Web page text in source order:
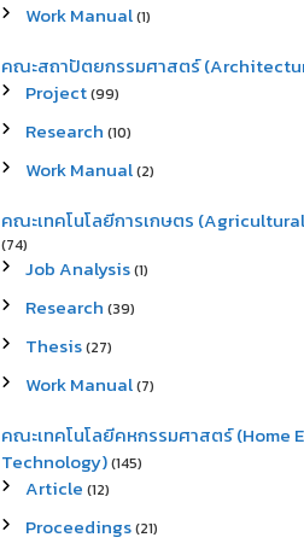
Work Manual(1)
คณะสถาปัตยกรรมศาสตร์
Project(99)
Research (10)
Work Manual(2)
คณะเทคโนโลยีการเกษตร
(74)
Job Analysis(1)
Research (39)
Thesis(27)
Work Manual(7)
คณะเทคโนโลยีคหกรรมศาสตร์ (Home
Technology)(145)
Article (12)
Proceedings(21)